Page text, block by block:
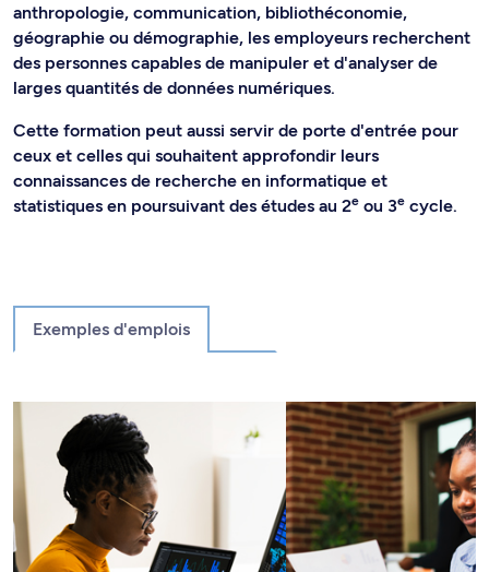
anthropologie, communication, bibliothéconomie,
géographie ou démographie, les employeurs recherchent
des personnes capables de manipuler et d'analyser de
larges quantités de données numériques.
Cette formation peut aussi servir de porte d'entrée pour
ceux et celles qui souhaitent approfondir leurs
connaissances de recherche en informatique et
statistiques en poursuivant des études au 2e ou 3e cycle.
Exemples d'emplois